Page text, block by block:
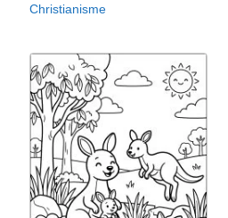
Christianisme